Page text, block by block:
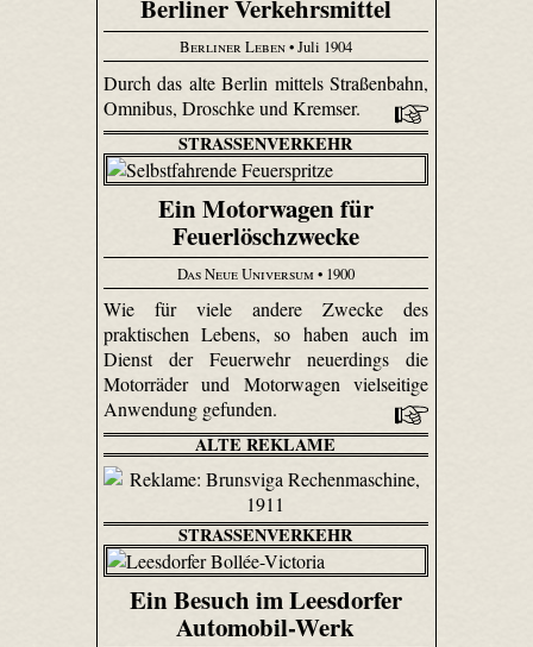
Berliner Verkehrsmittel
Berliner Leben• Juli 1904
Durch das alte Berlin mittels Straßenbahn,
Omnibus, Droschke und Kremser.
STRASSENVERKEHR
Ein Motorwagen für
Feuerlöschzwecke
Das Neue Universum • 1900
Wie für viele andere Zwecke des
praktischen Lebens, so haben auch im
Dienst der Feuerwehr neuerdings die
Motorräder und Motorwagen vielseitige
Anwendung gefunden.
ALTE REKLAME
STRASSENVERKEHR
Ein Besuch im Leesdorfer
Automobil-Werk